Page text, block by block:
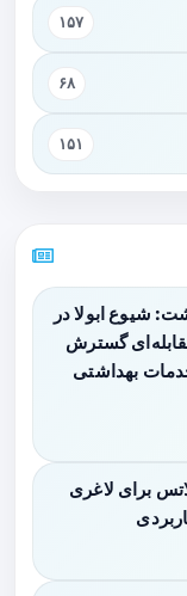
۱۵۷
۶۸
۱۵۱
شیوع ابولا در
گسترش
بهداشتی
برای لاغری